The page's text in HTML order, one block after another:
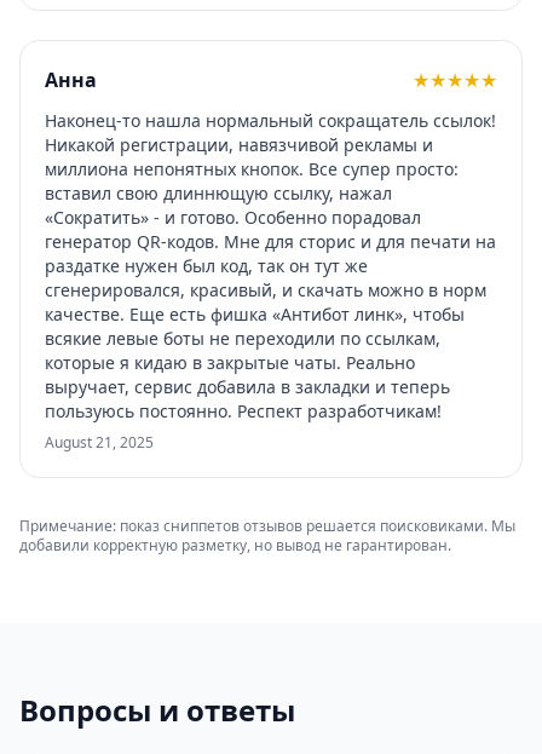
Анна ★★★★★
Наконец-то нашла нормальный сокращатель ссылок!
Никакой регистрации, навязчивой рекламы и
миллиона непонятных кнопок. Все супер просто:
вставил свою длиннющую ссылку, нажал
«Сократить» - и готово. Особенно порадовал
генератор QR-кодов. Мне для сторис и для печати на
раздатке нужен был код, так он тут же
сгенерировался, красивый, и скачать можно в норм
качестве. Еще есть фишка «Антибот линк», чтобы
всякие левые боты не переходили по ссылкам,
которые я кидаю в закрытые чаты. Реально
выручает, сервис добавила в закладки и теперь
пользуюсь постоянно. Респект разработчикам!
August 21, 2025
Примечание: показ сниппетов отзывов решается поисковиками. Мы
добавили корректную разметку, но вывод не гарантирован.
Вопросы и ответы